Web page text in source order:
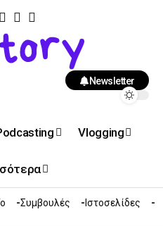
Newsletter
Vlogging
Συμβουλές
Ιστοσελίδες